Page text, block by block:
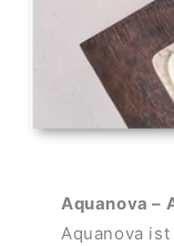
Aquanova –
Aquanova